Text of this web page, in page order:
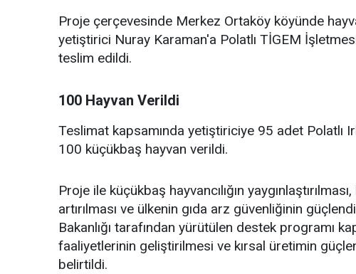
Proje çerçevesinde Merkez Ortaköy köyünde
yetiştirici Nuray Karaman'a Polatlı TİGEM
teslim edildi.
100 Hayvan Verildi
Teslimat kapsamında yetiştiriciye 95 adet Polatlı
100 küçükbaş hayvan verildi.
Proje ile küçükbaş hayvancılığın
artırılması ve ülkenin gıda arz güvenliğinin
Bakanlığı tarafından yürütülen destek programı
faaliyetlerinin geliştirilmesi ve kırsal üretimin
belirtildi.